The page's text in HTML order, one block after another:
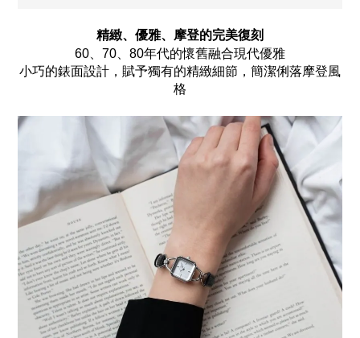
精緻、優雅、摩登的完美復刻
60、70、80年代的懷舊融合現代優雅
小巧的錶面設計，賦予獨有的精緻細節，簡潔俐落摩登風
格